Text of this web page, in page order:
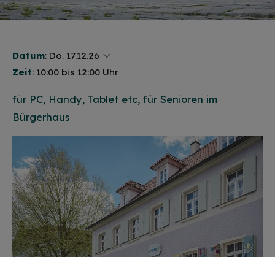
Datum: Do. 17.12.26
Zeit: 10:00 bis 12:00 Uhr
für PC, Handy, Tablet etc, für Senioren im
Bürgerhaus